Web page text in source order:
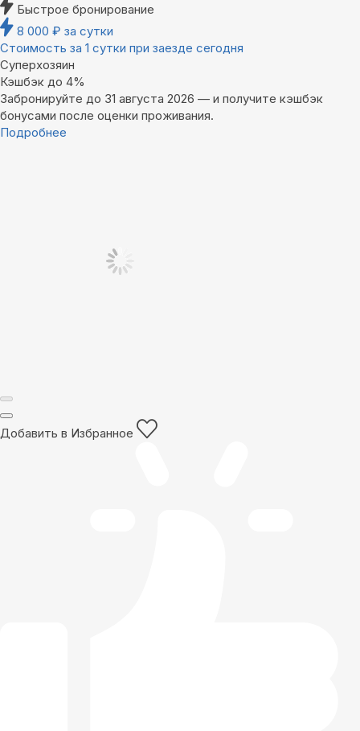
Быстрое бронирование
8 000 ₽ за сутки
Стоимость за 1 сутки при заезде сегодня
Суперхозяин
Кэшбэк до 4%
Забронируйте до 31 августа 2026 — и получите кэшбэк
бонусами после оценки проживания.
Подробнее
Добавить в Избранное